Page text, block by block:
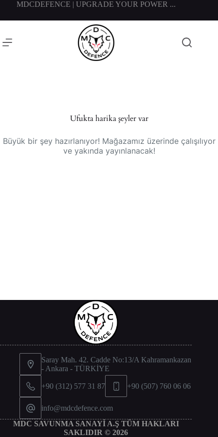
content
MDCDEFENCE | UPGRADE YOUR POWER ...
Ufukta harika şeyler var
Büyük bir şey hazırlanıyor! Mağazamız üzerinde çalışılıyor
ve yakında yayınlanacak!
Saray Mah. 42. Cadde No:13/A Kahramankazan
- Ankara - TÜRKİYE
+90 (312) 577 31 87 +90 (507) 760 06 06
info@mdcdefence.com
MDC SAVUNMA SANAYİ A.Ş TÜM HAKLARI
SAKLIDIR © 2026